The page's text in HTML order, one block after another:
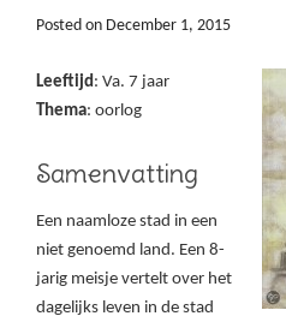
Posted on December 1, 2015
Leeftijd: Va. 7 jaar
Thema: oorlog
Samenvatting
Een naamloze stad in een
niet genoemd land. Een 8-
jarig meisje vertelt over het
dagelijks leven in de stad